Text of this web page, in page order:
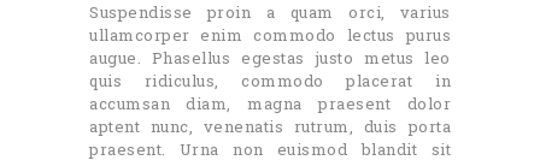
Suspendisse proin a quam orci, varius
ullamcorper enim commodo lectus purus
augue. Phasellus egestas justo metus leo
quis ridiculus, commodo placerat in
accumsan diam, magna praesent dolor
aptent nunc, venenatis rutrum, duis porta
praesent. Urna non euismod blandit sit